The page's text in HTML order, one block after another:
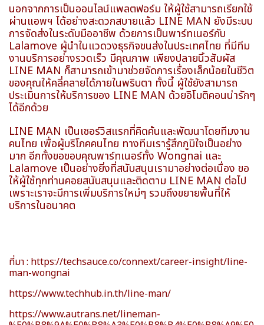
นอกจากการเป็นออนไลน์แพลตฟอร์ม ให้ผู้ใช้สามารถเรียกใช้
ผ่านแอพฯ ได้อย่างสะดวกสบายแล้ว LINE MAN ยังมีระบบ
การจัดส่งในระดับมืออาชีพ ด้วยการเป็นพาร์ทเนอร์กับ
Lalamove ผู้นำในแวดวงธุรกิจขนส่งในประเทศไทย ที่มีทีม
งานบริการอย่างรวดเร็ว มีคุณภาพ เพียงปลายนิ้วสัมผัส
LINE MAN ก็สามารถเข้ามาช่วยจัดการเรื่องเล็กน้อยในชีวิต
ของคุณให้คลี่คลายได้ภายในพริบตา ทั้งนี้ ผู้ใช้ยังสามารถ
ประเมินการให้บริการของ LINE MAN ด้วยอิโมติคอนน่ารักๆ
ได้อีกด้วย
LINE MAN เป็นเซอร์วิสแรกที่คิดค้นและพัฒนาโดยทีมงาน
คนไทย เพื่อผู้บริโภคคนไทย ทางทีมเรารู้สึกภูมิใจเป็นอย่าง
มาก อีกทั้งขอขอบคุณพาร์ทเนอร์ทั้ง Wongnai และ
Lalamove เป็นอย่างยิ่งที่สนับสนุนเรามาอย่างต่อเนื่อง ขอ
ให้ผู้ใช้ทุกท่านคอยสนับสนุนและติดตาม LINE MAN ต่อไป
เพราะเราจะมีการเพิ่มบริการใหม่ๆ รวมถึงขยายพื้นที่ให้
บริการในอนาคต
ที่มา : https://techsauce.co/connext/career-insight/line-
man-wongnai
https://www.techhub.in.th/line-man/
https://www.autrans.net/lineman-